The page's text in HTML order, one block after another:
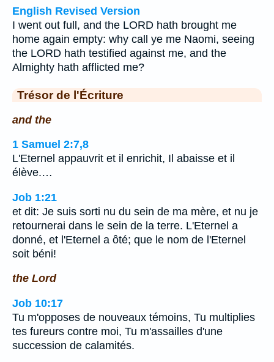
English Revised Version
I went out full, and the LORD hath brought me
home again empty: why call ye me Naomi, seeing
the LORD hath testified against me, and the
Almighty hath afflicted me?
Trésor de l'Écriture
and the
1 Samuel 2:7,8
L'Eternel appauvrit et il enrichit, Il abaisse et il
élève.…
Job 1:21
et dit: Je suis sorti nu du sein de ma mère, et nu je
retournerai dans le sein de la terre. L'Eternel a
donné, et l'Eternel a ôté; que le nom de l'Eternel
soit béni!
the Lord
Job 10:17
Tu m'opposes de nouveaux témoins, Tu multiplies
tes fureurs contre moi, Tu m'assailles d'une
succession de calamités.